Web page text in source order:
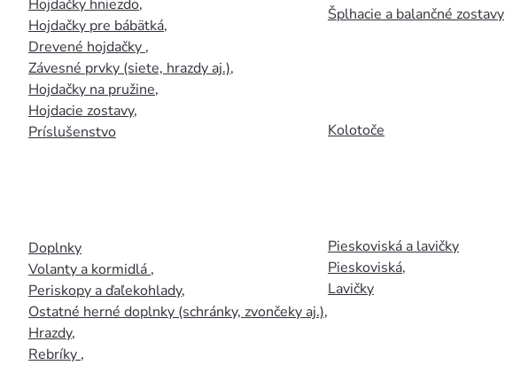
Hojdačky hniezdo,
Hojdačky pre bábätká,
Drevené hojdačky ,
Závesné prvky (siete, hrazdy aj.),
Hojdačky na pružine,
Hojdacie zostavy,
Príslušenstvo
Doplnky
Volanty a kormidlá ,
Periskopy a ďaľekohlady,
Ostatné herné doplnky (schránky, zvončeky aj.),
Hrazdy,
Rebríky ,
Šplhacie a balančné zostavy
Kolotoče
Pieskoviská a lavičky
Pieskoviská,
Lavičky